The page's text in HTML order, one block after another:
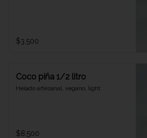
$3.500
Coco piña 1/2 litro
Helado artesanal, vegano, light
$8.500